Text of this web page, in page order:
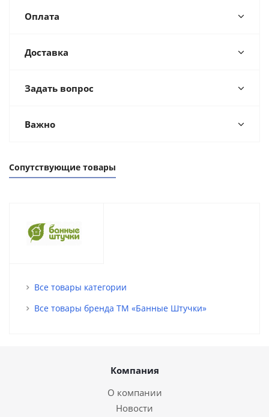
Оплата
Доставка
Задать вопрос
Важно
Сопутствующие товары
Все товары категории
Все товары бренда ТМ «Банные Штучки»
Компания
О компании
Новости